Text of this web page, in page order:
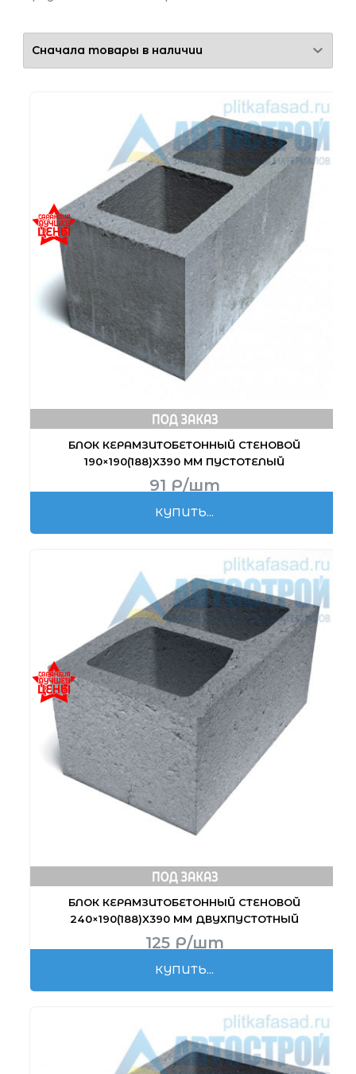
Двухпустотный
Цвет
Серый
Для перегородок
Для стен
БЛОК КЕРАМЗИТО­БЕТОННЫЙ СТЕНОВОЙ
190×190(188)X390 ММ ПУСТОТЕЛЫЙ
91 Р/шт
КУПИТЬ...
БЛОК КЕРАМЗИТО­БЕТОННЫЙ СТЕНОВОЙ
240×190(188)X390 ММ ДВУХПУСТОТНЫЙ
125 Р/шт
КУПИТЬ...